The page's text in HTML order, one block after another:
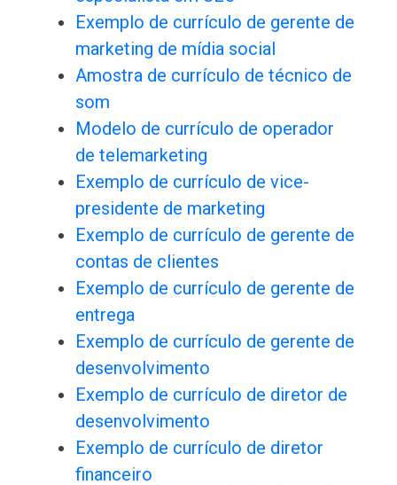
Exemplo de currículo de gerente de
marketing de mídia social
Amostra de currículo de técnico de
som
Modelo de currículo de operador
de telemarketing
Exemplo de currículo de vice-
presidente de marketing
Exemplo de currículo de gerente de
contas de clientes
Exemplo de currículo de gerente de
entrega
Exemplo de currículo de gerente de
desenvolvimento
Exemplo de currículo de diretor de
desenvolvimento
Exemplo de currículo de diretor
financeiro